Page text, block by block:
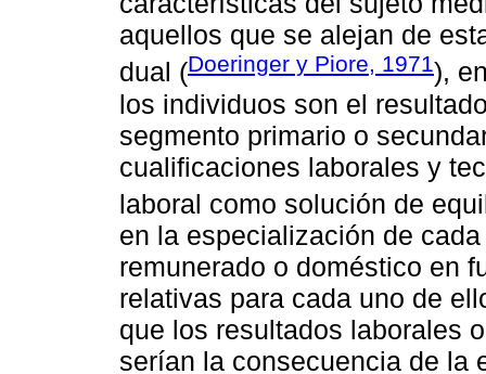
aquellos que se alejan de
dual (Doeringer y Piore, 1971),
los individuos son el
segmento primario o
cualificaciones laborales y
laboral como solución de
en la especialización de
remunerado o doméstico en
relativas para cada uno de
que los resultados laborales
serían la consecuencia de la